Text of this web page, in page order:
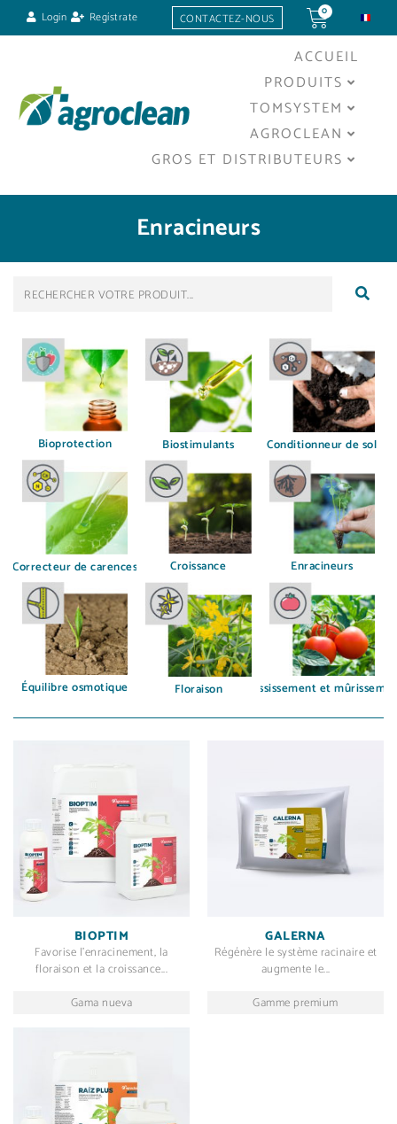
Login Regístrate 0
CONTACTEZ-NOUS
ACCUEIL
PRODUITS
TOMSYSTEM
AGROCLEAN
GROS ET DISTRIBUTEURS
Enracineurs
Bioprotection Biostimulants Conditionneur de sol
Correcteur de carences Croissance Enracineurs
Équilibre osmotique Floraison Grossissement et
BIOPTIM
Favorise l’enracinement, la
floraison et la croissance...
Gama nueva
GALERNA
Régénère le système racinaire et
augmente le...
Gamme premium